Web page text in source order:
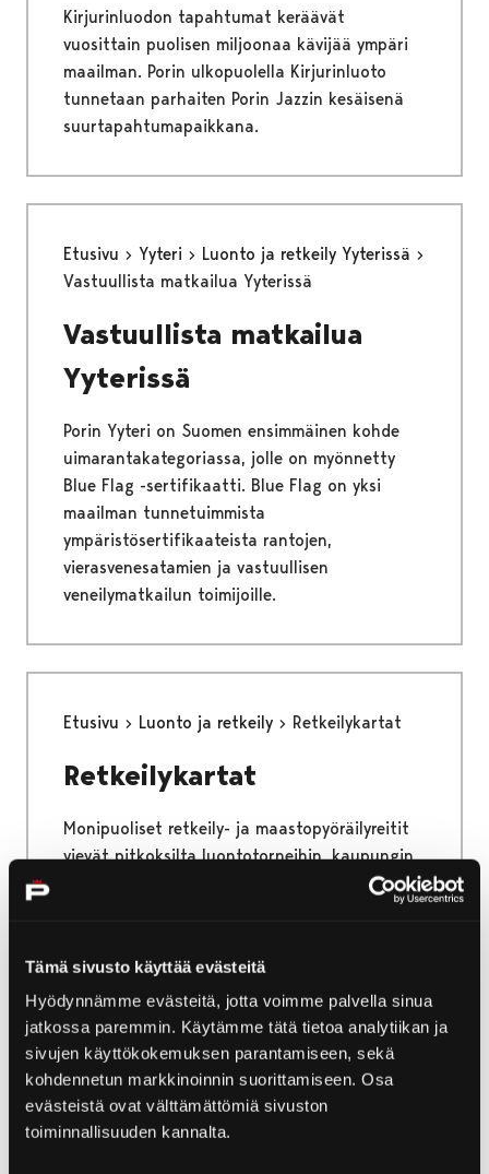
Tämä sivusto käyttää evästeitä
Hyödynnämme evästeitä, jotta voimme palvella sinua
jatkossa paremmin. Käytämme tätä tietoa analytiikan ja
sivujen käyttökokemuksen parantamiseen, sekä
kohdennetun markkinoinnin suorittamiseen. Osa
evästeistä ovat välttämättömiä sivuston
toiminnallisuuden kannalta.
Kirjurinluodon tapahtumat keräävät
vuosittain puolisen miljoonaa kävijää ympäri
maailman. Porin ulkopuolella Kirjurinluoto
tunnetaan parhaiten Porin Jazzin kesäisenä
suurtapahtumapaikkana.
Etusivu Yyteri
Luonto ja retkeily Yyterissä
Vastuullista matkailua Yyterissä
Vastuullista matkailua
Yyterissä
Porin Yyteri on Suomen ensimmäinen kohde
uimarantakategoriassa, jolle on myönnetty
Blue Flag -sertifikaatti. Blue Flag on yksi
maailman tunnetuimmista
ympäristösertifikaateista rantojen,
vierasvenesatamien ja vastuullisen
veneilymatkailun toimijoille.
Etusivu Luonto ja retkeily Retkeilykartat
Retkeilykartat
Monipuoliset retkeily- ja maastopyöräilyreitit
vievät pitkoksilta luontotorneihin, kaupungin
sykkeestä luotojen rauhaan ja kangasmetsistä
Etusivu Näe ja koe Museot ja näyttelyt
Museot ja näyttelyt
Kulttuurimatkailijan iloksi Porista löytyy useita